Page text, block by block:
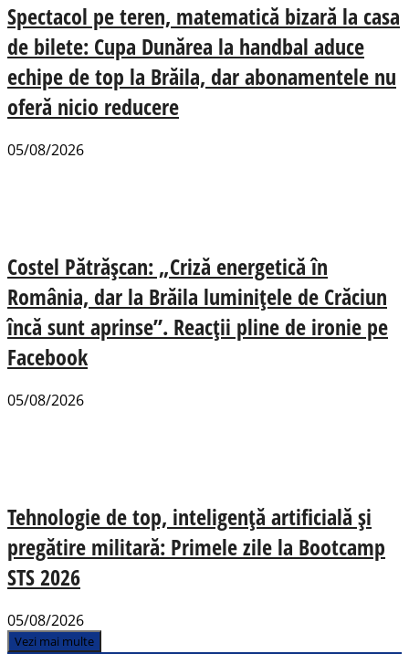
Spectacol pe teren, matematică bizară la casa
de bilete: Cupa Dunărea la handbal aduce
echipe de top la Brăila, dar abonamentele nu
oferă nicio reducere
05/08/2026
Costel Pătrășcan: „Criză energetică în
România, dar la Brăila luminițele de Crăciun
încă sunt aprinse”. Reacții pline de ironie pe
Facebook
05/08/2026
Tehnologie de top, inteligență artificială și
pregătire militară: Primele zile la Bootcamp
STS 2026
05/08/2026
Vezi mai multe